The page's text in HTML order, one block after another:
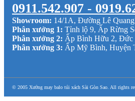
0911.542.907 -
Showroom: 14/1A, Đường Lê
Phân xưởng 1: Tỉnh lộ 9, Ấp Rừng
Phân xưởng 2: Ấp Bình Hữu 2, Đức
Phân xưởng 3: Ấp Mỹ Bình, Huyện
© 2005 Xưởng may balo túi xách Sài Gòn Sao. All rights